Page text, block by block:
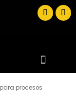
procesos